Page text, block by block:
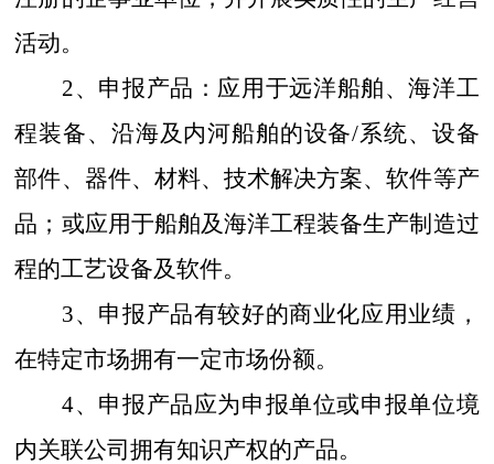
活动。
2、申报产品 ： 应用于远洋船舶、海洋工
程装备、沿海及内河船舶的设备/系统、设备
部件、器件、材料、技术解决方案、软件等产
品； 或应用于船舶及海洋工程装备生产制造过
程的工艺设备及软件。
3、申报产品有较好的商业化应用业绩，
在特定市场拥有一定市场份额。
4、申报产品应为申报单位或申报单位境
内关联公司拥有知识产权的产品。